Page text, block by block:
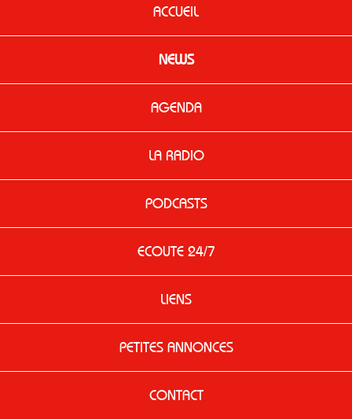
ACCUEIL
NEWS
AGENDA
LA RADIO
PODCASTS
ECOUTE 24/7
LIENS
PETITES ANNONCES
CONTACT